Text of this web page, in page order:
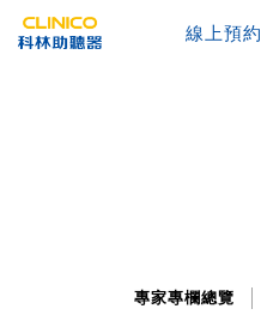
線上預約
專家專欄總覽